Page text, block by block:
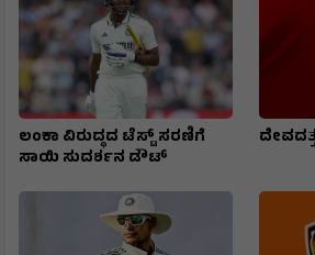
ಲಂಕಾ ವಿರುದ್ಧದ ಟೆಸ್ಟ್ ಸರಣಿಗೆ
ಸಾಯಿ ಸುದರ್ಶನ ಡೌಟ್